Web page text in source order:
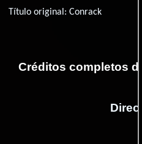
Título original:Conrack
Créditos completos